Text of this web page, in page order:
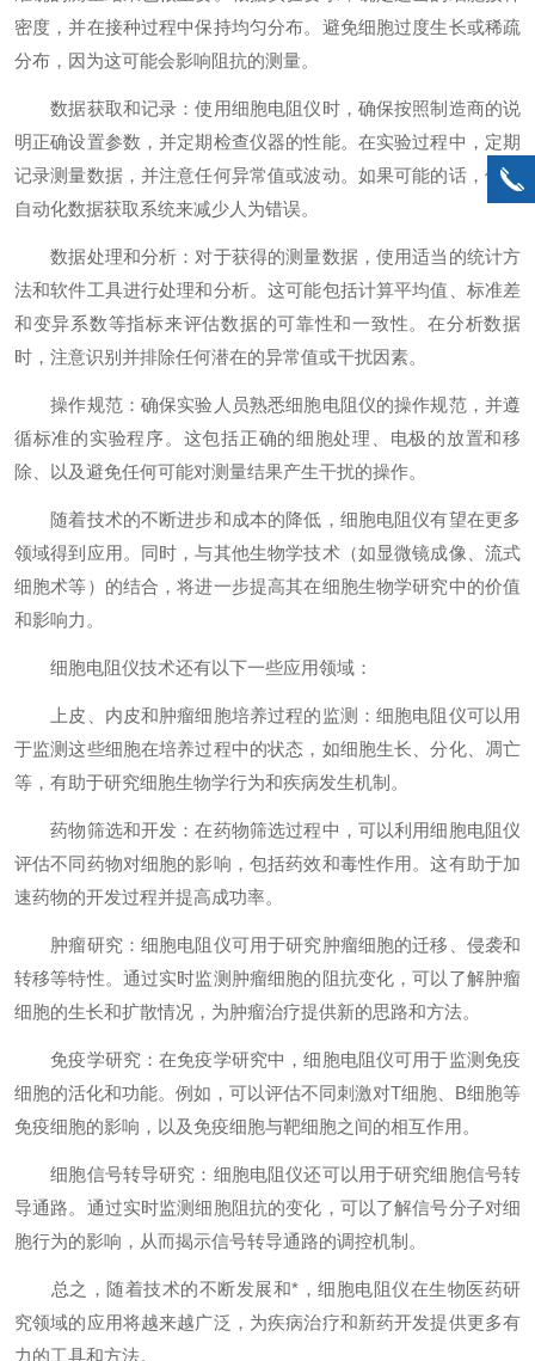
密度，并在接种过程中保持均匀分布。避免细胞过度生长或稀疏
分布，因为这可能会影响阻抗的测量。
数据获取和记录：使用细胞电阻仪时，确保按照制造商的说
明正确设置参数，并定期检查仪器的性能。在实验过程中，定期
记录测量数据，并注意任何异常值或波动。如果可能的话，使用
自动化数据获取系统来减少人为错误。
数据处理和分析：对于获得的测量数据，使用适当的统计方
法和软件工具进行处理和分析。这可能包括计算平均值、标准差
和变异系数等指标来评估数据的可靠性和一致性。在分析数据
时，注意识别并排除任何潜在的异常值或干扰因素。
操作规范：确保实验人员熟悉细胞电阻仪的操作规范，并遵
循标准的实验程序。这包括正确的细胞处理、电极的放置和移
除、以及避免任何可能对测量结果产生干扰的操作。
随着技术的不断进步和成本的降低，细胞电阻仪有望在更多
领域得到应用。同时，与其他生物学技术（如显微镜成像、流式
细胞术等）的结合，将进一步提高其在细胞生物学研究中的价值
和影响力。
细胞电阻仪技术还有以下一些应用领域：
上皮、内皮和肿瘤细胞培养过程的监测：细胞电阻仪可以用
于监测这些细胞在培养过程中的状态，如细胞生长、分化、凋亡
等，有助于研究细胞生物学行为和疾病发生机制。
药物筛选和开发：在药物筛选过程中，可以利用细胞电阻仪
评估不同药物对细胞的影响，包括药效和毒性作用。这有助于加
速药物的开发过程并提高成功率。
肿瘤研究：细胞电阻仪可用于研究肿瘤细胞的迁移、侵袭和
转移等特性。通过实时监测肿瘤细胞的阻抗变化，可以了解肿瘤
细胞的生长和扩散情况，为肿瘤治疗提供新的思路和方法。
免疫学研究：在免疫学研究中，细胞电阻仪可用于监测免疫
细胞的活化和功能。例如，可以评估不同刺激对T细胞、B细胞等
免疫细胞的影响，以及免疫细胞与靶细胞之间的相互作用。
细胞信号转导研究：细胞电阻仪还可以用于研究细胞信号转
导通路。通过实时监测细胞阻抗的变化，可以了解信号分子对细
胞行为的影响，从而揭示信号转导通路的调控机制。
总之，随着技术的不断发展和*，细胞电阻仪在生物医药研
究领域的应用将越来越广泛，为疾病治疗和新药开发提供更多有
力的工具和方法。